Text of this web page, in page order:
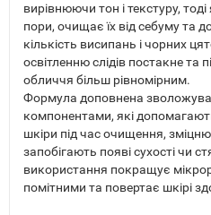
вирівнюючи тон і текстуру,
пори, очищає їх від себуму та
кількість висипань і чорних
освітленню слідів постакне та
обличчя більш рівномірним.
Формула доповнена
компонентами, які
шкіри під час очищення,
запобігають появі сухості чи
використання покращує
помітними та повертає шкірі